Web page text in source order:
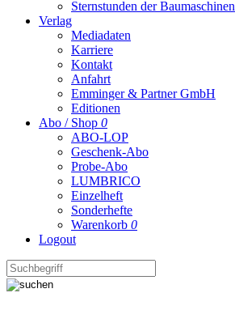
Sternstunden der Baumaschinen
Verlag
Mediadaten
Karriere
Kontakt
Anfahrt
Emminger & Partner GmbH
Editionen
Abo / Shop 0
ABO-LOP
Geschenk-Abo
Probe-Abo
LUMBRICO
Einzelheft
Sonderhefte
Warenkorb 0
Logout